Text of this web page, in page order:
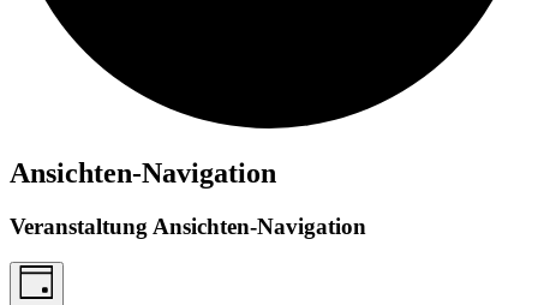
Ansichten-Navigation
Veranstaltung Ansichten-Navigation